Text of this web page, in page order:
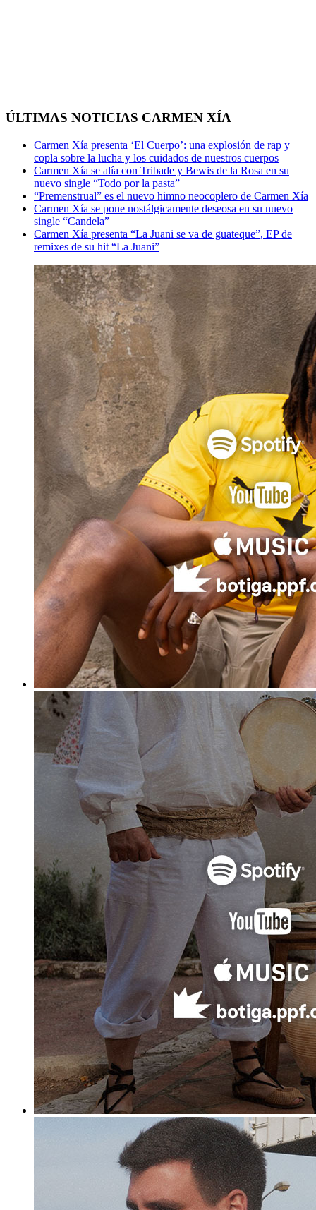
ÚLTIMAS NOTICIAS CARMEN XÍA
Carmen Xía presenta ‘El Cuerpo’: una explosión de rap y
copla sobre la lucha y los cuidados de nuestros cuerpos
Carmen Xía se alía con Tribade y Bewis de la Rosa en su
nuevo single “Todo por la pasta”
“Premenstrual” es el nuevo himno neocoplero de Carmen Xía
Carmen Xía se pone nostálgicamente deseosa en su nuevo
single “Candela”
Carmen Xía presenta “La Juani se va de guateque”, EP de
remixes de su hit “La Juani”